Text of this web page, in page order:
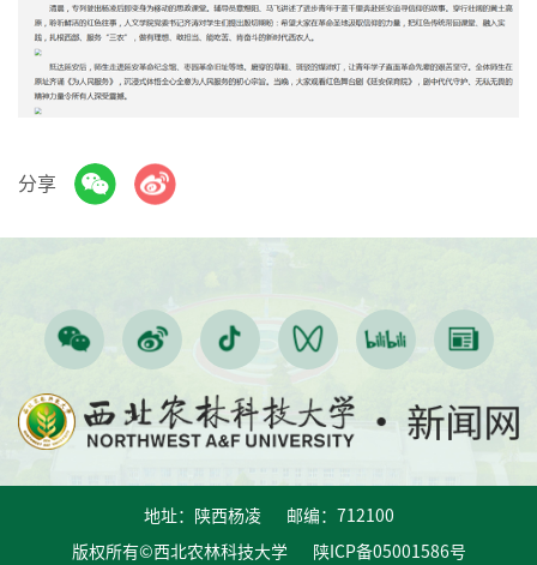
分享
地址：陕西杨凌 邮编：712100
版权所有©西北农林科技大学 陕ICP备05001586号